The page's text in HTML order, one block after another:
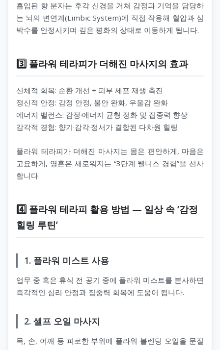
흡입된 향 분자는 후각 신경을 거쳐 감정과 기억을 담당하
는 뇌의 변연계(Limbic System)에 직접 작용해 혈압과 심
박수를 안정시키며 깊은 평화의 상태로 이동하게 됩니다.
3️⃣ 플라워 테라피가 더해진 마사지의 효과
신체적 회복: 순환 개선 + 피부 세포 재생 촉진
정신적 안정: 감정 안정, 불안 완화, 우울감 완화
에너지 밸런스: 감정·에너지 균형 정화 및 집중력 향상
감각적 경험: 향기·감각·정서가 결합된 다차원 힐링
플라워 테라피가 더해진 마사지는 몸은 편안하게, 마음은
고요하게, 영혼은 새로워지는 “3단계 웰니스 경험”을 선사
합니다.
4️⃣ 플라워 테라피 활용 방법 — 일상 속 ‘감정
힐링 루틴’
1. 플라워 미스트 사용
업무 중 혹은 휴식 전 공기 중에 플라워 미스트를 분사하면
즉각적인 심리 안정과 집중력 회복에 도움이 됩니다.
2. 셀프 오일 마사지
목, 손, 어깨 등 피로한 부위에 플라워 블렌딩 오일을 문질